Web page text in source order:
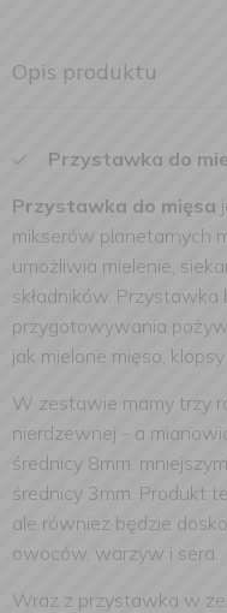
Opis produktu
Przystawka do
Przystawka do mięsa
mikserów planetarnych
umożliwia mielenie,
składników. Przystawka
przygotowywania
jak mielone mięso,
W zestawie mamy trzy
nierdzewnej - a
średnicy 8mm,
średnicy 3mm. Produkt
ale również będzie
owoców, warzyw i sera.
Wraz z przystawka w